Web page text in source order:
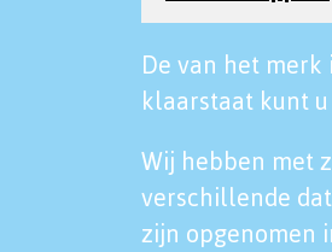
De van het
klaarstaat kunt
Wij hebben met
verschillende
zijn opgenomen